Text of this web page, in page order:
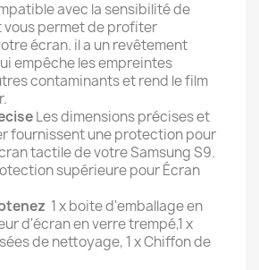
avec la sensibilité de
vous permet de profiter
écran. il a un revêtement
empêche les empreintes
contaminants et rend le film
Les dimensions précises et
fournissent une protection pour
tactile de votre Samsung S9.
supérieure pour Écran
1 x boite d'emballage en
d'écran en verre trempé,1 x
de nettoyage, 1 x Chiffon de